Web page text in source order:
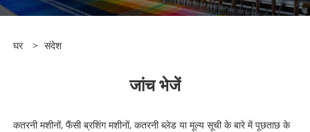
घर > संदेश
जांच भेजें
कतरनी मशीनों, फैंसी ब्रशिंग मशीनों, कतरनी ब्लेड या मूल्य सूची के बारे में पूछताछ के